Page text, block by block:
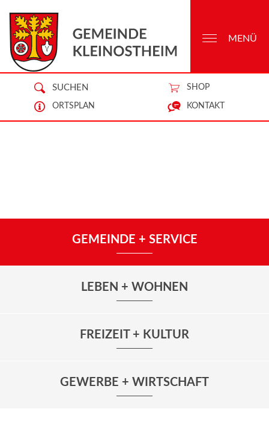
SUCHEN SHOP
ORTSPLAN KONTAKT
MENÜ
GEMEINDE + SERVICE
LEBEN + WOHNEN
FREIZEIT + KULTUR
GEWERBE + WIRTSCHAFT